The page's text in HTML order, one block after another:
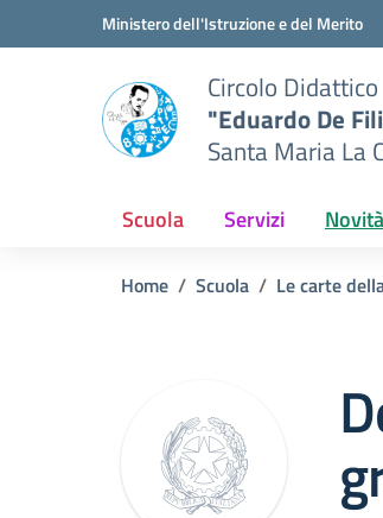
Vai ai contenuti
Vai al menu di navigazioneMinistero dell'Istruzione e del Merito
Circolo Didattico
"Eduardo De
Santa Maria La
Scuola Servizi Novità
Home Scuola Le carte